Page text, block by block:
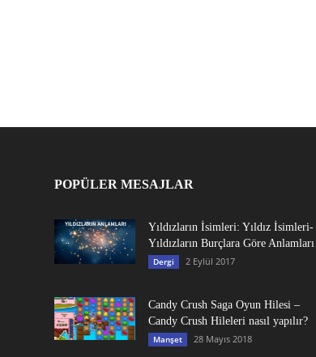
POPÜLER MESAJLAR
Yıldızların İsimleri: Yıldız İsimleri-
Yıldızların Burçlara Göre Anlamları
Dergi 2 Eylül 2017
Candy Crush Saga Oyun Hilesi –
Candy Crush Hileleri nasıl yapılır?
Manşet 28 Mayıs 2018